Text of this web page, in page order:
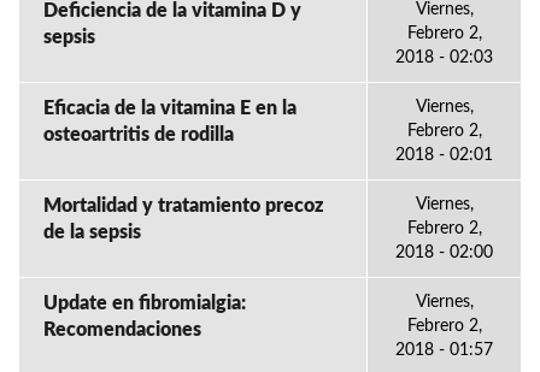
Deficiencia de la vitamina D y
sepsis
Viernes,
Febrero 2,
2018 - 02:03
Eficacia de la vitamina E en la
osteoartritis de rodilla
Viernes,
Febrero 2,
2018 - 02:01
Mortalidad y tratamiento precoz
de la sepsis
Viernes,
Febrero 2,
2018 - 02:00
Update en fibromialgia:
Recomendaciones
Viernes,
Febrero 2,
2018 - 01:57